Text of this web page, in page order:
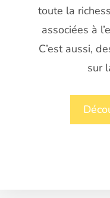
toute la
associées à
C’est aussi,
sur